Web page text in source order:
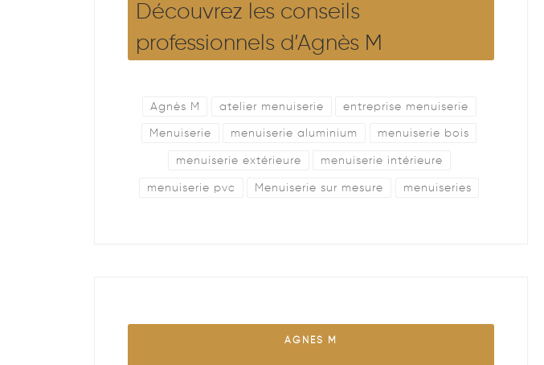
Découvrez les conseils
professionnels d’Agnès M
Agnès M atelier menuiserie entreprise menuiserie
Menuiserie menuiserie aluminium menuiserie bois
menuiserie extérieure menuiserie intérieure
menuiserie pvc Menuiserie sur mesure menuiseries
AGNES M